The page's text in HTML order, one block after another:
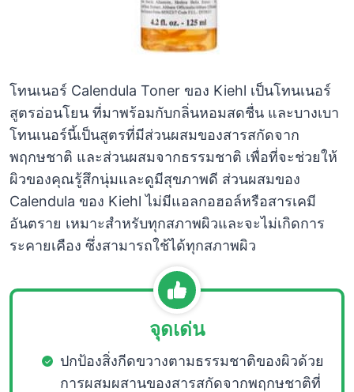
โทนเนอร์ Calendula Toner ของ Kiehl เป็นโทนเนอร์
สูตรอ่อนโยน ที่มาพร้อมกับกลิ่นหอมสดชื่น และบางเบา
โทนเนอร์นี้เป็นสูตรที่มีส่วนผสมของสารสกัดจาก
พฤกษชาติ และส่วนผสมจากธรรมชาติ เพื่อที่จะช่วยให้
ผิวของคุณรู้สึกนุ่มและดูมีสุขภาพดี ส่วนผสมของ
Calendula ของ Kiehl ไม่มีแอลกอฮอล์หรือสารเคมี
อันตราย เหมาะสำหรับทุกสภาพผิวและจะไม่เกิดการ
ระคายเคือง ซึ่งสามารถใช้ได้ทุกสภาพผิว
จุดเด่น
ปกป้องสิ่งกีดขวางตามธรรมชาติของผิวด้วย
การผสมผสานของสารสกัดจากพฤกษชาติที่